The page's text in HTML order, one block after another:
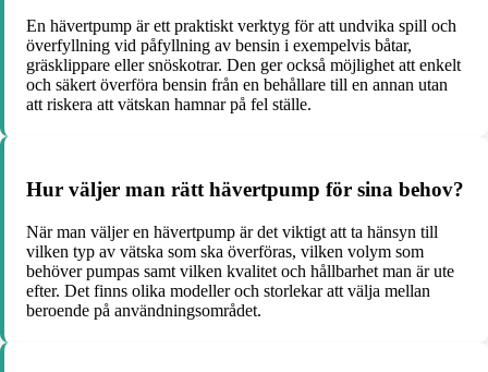
En hävertpump är ett praktiskt verktyg för att undvika spill och
överfyllning vid påfyllning av bensin i exempelvis båtar,
gräsklippare eller snöskotrar. Den ger också möjlighet att enkelt
och säkert överföra bensin från en behållare till en annan utan
att riskera att vätskan hamnar på fel ställe.
Hur väljer man rätt hävertpump för sina behov?
När man väljer en hävertpump är det viktigt att ta hänsyn till
vilken typ av vätska som ska överföras, vilken volym som
behöver pumpas samt vilken kvalitet och hållbarhet man är ute
efter. Det finns olika modeller och storlekar att välja mellan
beroende på användningsområdet.